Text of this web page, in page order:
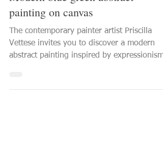
Modern blue green abstract
painting on canvas
The contemporary painter artist Priscilla
where...